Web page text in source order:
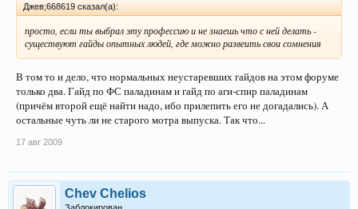
Джев;668619 сказал(а):
просто, если ты выбрал эту профессию и не знаешь что с ней делать -
существуют гайды опытных людей, где можно развеить свои сомнения
В том то и дело, что нормальных неустаревших гайдов на этом форуме
только два. Гайд по ФС паладинам и гайд по аги-спир паладинам
(причём второй ещё найти надо, ибо прилепить его не догадались). А
остальные чуть ли не старого мотра выпуска. Так что...
17 авг 2009
Chev Chelios